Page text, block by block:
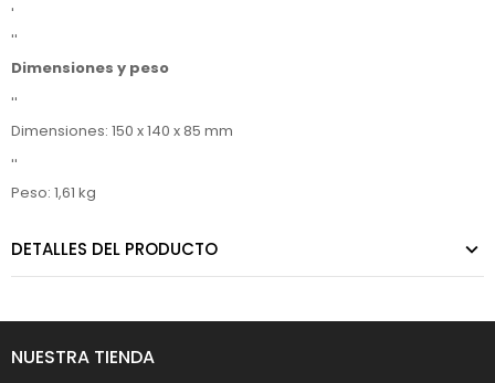
'
''
Dimensiones y peso
''
Dimensiones: 150 x 140 x 85 mm
''
Peso: 1,61 kg
DETALLES DEL PRODUCTO
NUESTRA TIENDA